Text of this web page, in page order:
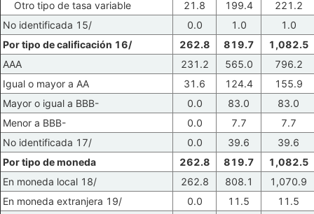
Otro tipo de tasa variable
21.8 199.4
221.2
No identificada 15/
0.0 1.0
1.0
Por tipo de calificación 16/
262.8 819.7
1,082.5
AAA
231.2 565.0
796.2
Igual o mayor a AA
31.6 124.4
155.9
Mayor o igual a BBB-
0.0 83.0
83.0
Menor a BBB-
0.0 7.7
7.7
No identificada 17/
0.0 39.6
39.6
Por tipo de moneda
262.8 819.7
1,082.5
En moneda local 18/
262.8 808.1
1,070.9
En moneda extranjera 19/
0.0 11.5
11.5